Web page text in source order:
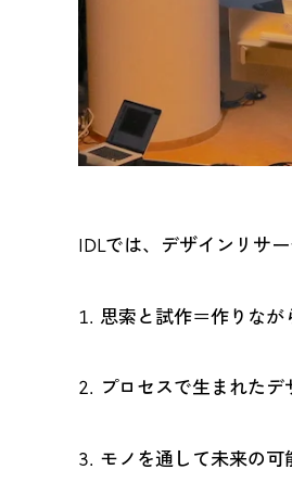
IDLでは、デザインリサ
思索と試作＝作りなが
プロセスで生まれたデ
モノを通して未来の可